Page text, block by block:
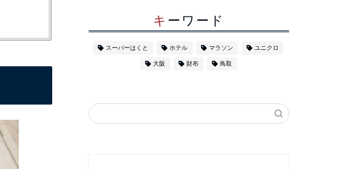
キーワード
スーパーはくと ホテル マラソン ユニクロ
大阪 財布 鳥取